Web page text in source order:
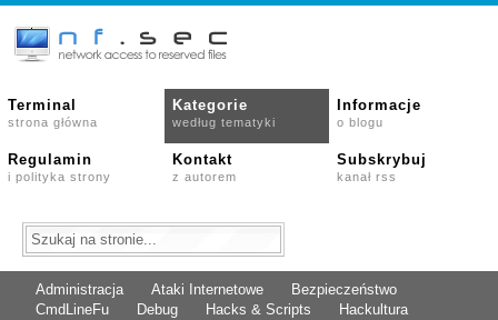
Terminal
strona główna
Kategorie
według tematyki
Informacje
o blogu
Regulamin
i polityka strony
Kontakt
z autorem
Subskrybuj
kanał rss
Administracja Ataki Internetowe
Bezpieczeństwo
CmdLineFu
Debug Hacks & Scripts
Hackultura